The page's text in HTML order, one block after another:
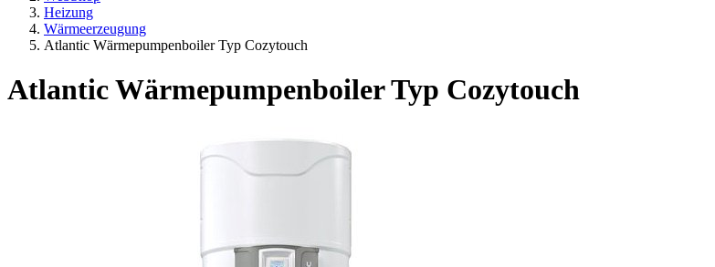
Heizung
Wärmeerzeugung
Atlantic Wärmepumpenboiler Typ Cozytouch
Atlantic Wärmepumpenboiler Typ Cozytouch